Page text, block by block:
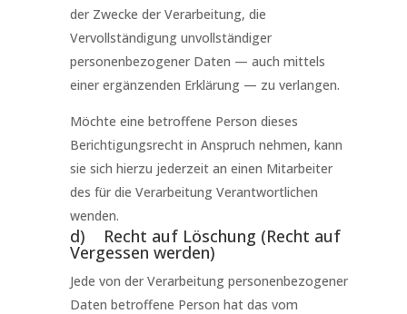
der Zwecke der Verarbeitung, die
Vervollständigung unvollständiger
personenbezogener Daten — auch mittels
einer ergänzenden Erklärung — zu verlangen.
Möchte eine betroffene Person dieses
Berichtigungsrecht in Anspruch nehmen, kann
sie sich hierzu jederzeit an einen Mitarbeiter
des für die Verarbeitung Verantwortlichen
wenden.
d) Recht auf Löschung (Recht auf
Vergessen werden)
Jede von der Verarbeitung personenbezogener
Daten betroffene Person hat das vom